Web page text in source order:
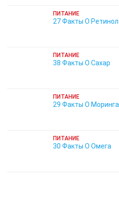
ПИТАНИЕ
27 Факты О Ретинол
ПИТАНИЕ
38 Факты О Сахар
ПИТАНИЕ
29 Факты О Моринга
ПИТАНИЕ
30 Факты О Омега